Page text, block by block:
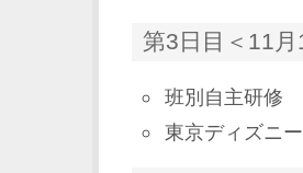
第3日目＜11月
班別自主研修
東京ディズニ